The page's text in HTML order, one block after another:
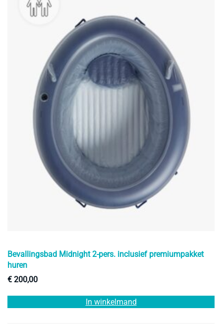
Bevallingsbad Midnight 2-pers. inclusief premiumpakket
huren
€ 200,00
In winkelmand